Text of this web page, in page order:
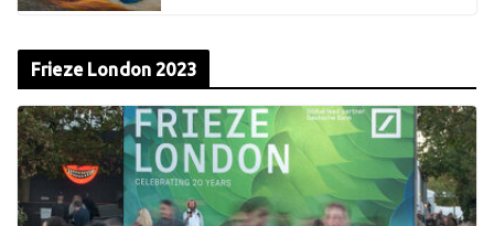
Frieze London 2023